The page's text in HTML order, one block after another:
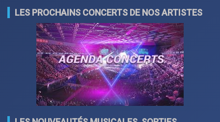
LES PROCHAINS CONCERTS DE NOS ARTISTES